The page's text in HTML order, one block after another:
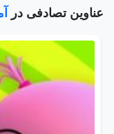
عناوین تصادفی در